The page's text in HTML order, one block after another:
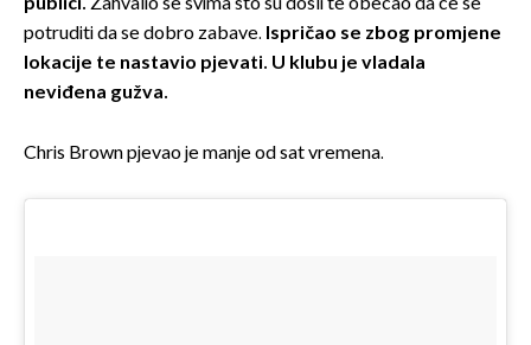
potruditi da se dobro zabave. Ispričao se zbog promjene
lokacije te nastavio pjevati. U klubu je vladala
neviđena gužva.
Chris Brown pjevao je manje od sat vremena.